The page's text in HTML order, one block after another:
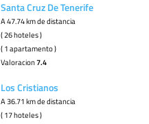
Santa Cruz De Tenerife
A 47.74 km de distancia
( 26 hoteles )
( 1 apartamento )
Valoracion7.4
Los Cristianos
A 36.71 km de distancia
( 17 hoteles )